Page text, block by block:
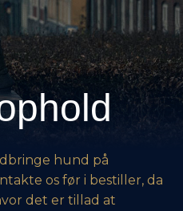
hund på
os før i bestiller, da
det er tillad at